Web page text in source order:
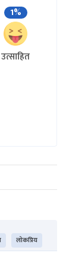
1%
उत्साहित
लोकप्रिय